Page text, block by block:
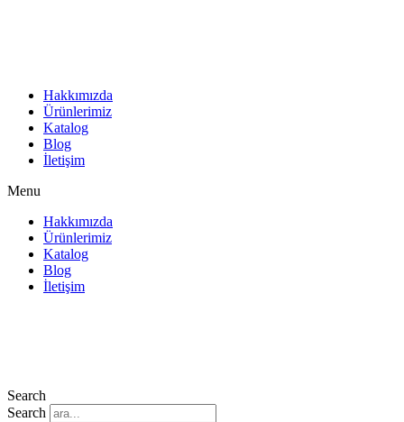
Hakkımızda
Ürünlerimiz
Katalog
Blog
İletişim
Menu
Hakkımızda
Ürünlerimiz
Katalog
Blog
İletişim
Search
Search